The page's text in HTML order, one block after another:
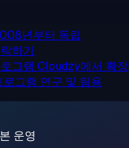
년부터 독립
하기
그램 Cloudzy에서 확장
로그램 연구 및 팀용
운영